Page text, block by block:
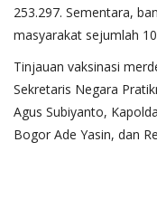
253.297. Sementara,
masyarakat sejumlah
Tinjauan vaksinasi
Sekretaris Negara
Agus Subiyanto,
Bogor Ade Yasin, dan